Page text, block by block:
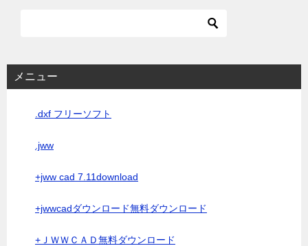
メニュー
.dxf フリーソフト
.jww
+jww cad 7.11download
+jwwcadダウンロード無料ダウンロード
+ＪＷＷＣＡＤ無料ダウンロード